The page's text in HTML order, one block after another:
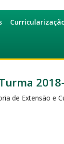
de Extensão e